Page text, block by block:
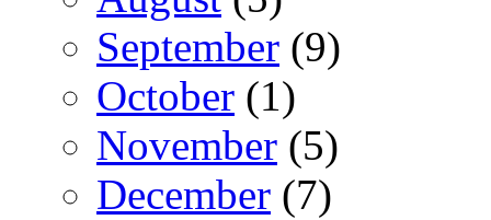
September (9)
October (1)
November (5)
December (7)